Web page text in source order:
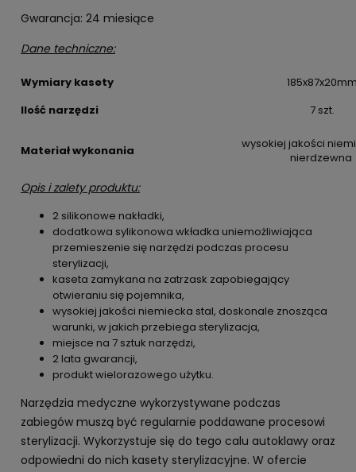
Gwarancja: 24 miesiące
Dane techniczne:
Wymiary kasety
Ilość narzędzi
7 szt.
Materiał wykonania
wysokiej jakości
nierdzewna
Opis i zalety produktu:
2 silikonowe nakładki,
dodatkowa sylikonowa wkładka uniemożliwiająca
przemieszenie się narzędzi podczas procesu
sterylizacji,
kaseta zamykana na zatrzask zapobiegający
otwieraniu się pojemnika,
wysokiej jakości niemiecka stal, doskonale znosząca
warunki, w jakich przebiega sterylizacja,
miejsce na 7 sztuk narzędzi,
2 lata gwarancji,
produkt wielorazowego użytku.
Narzędzia medyczne wykorzystywane podczas
zabiegów muszą być regularnie poddawane procesowi
sterylizacji. Wykorzystuje się do tego calu autoklawy oraz
odpowiedni do nich kasety sterylizacyjne. W ofercie